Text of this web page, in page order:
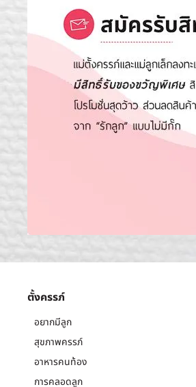
ตั้งครรภ์
อยากมีลูก
สุขภาพครรภ์
อาหารคนท้อง
การคลอดลูก